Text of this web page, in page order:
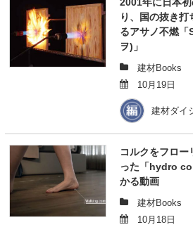
り、国の抜き
るアサノ不燃
ヲ)」
建材Books
10月19日
建材ダイ
コルクをフロー
った「hydro
かる動画
建材Books
10月18日